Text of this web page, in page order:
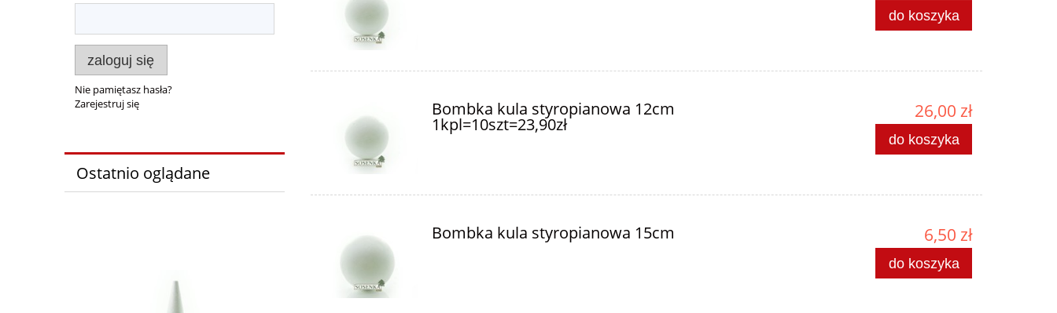
zaloguj się
Nie pamiętasz hasła?
Zarejestruj się
Ostatnio oglądane
do koszyka
Bombka kula styropianowa 12cm
1kpl=10szt=23,90zł
26,00 zł
do koszyka
Bombka kula styropianowa 15cm 6,50 zł
do koszyka